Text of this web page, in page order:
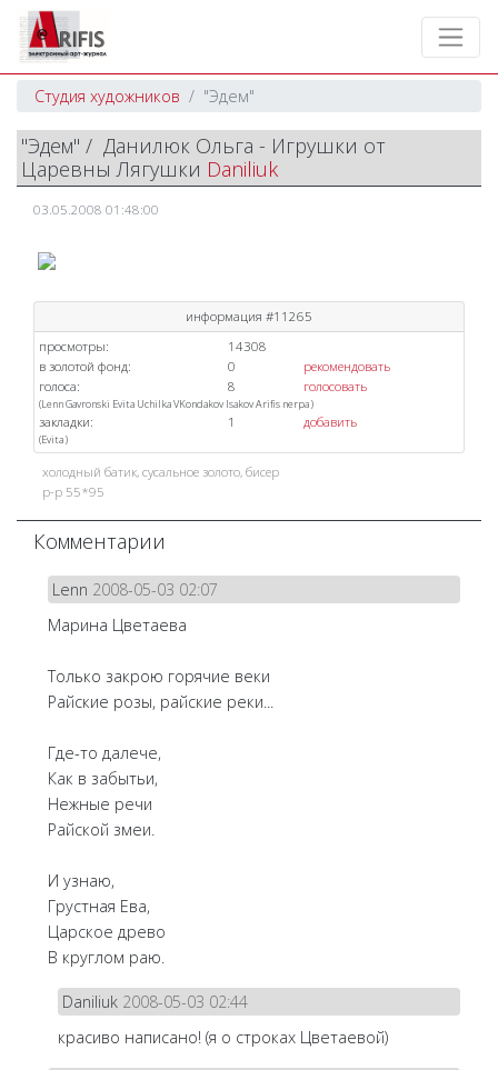
Студия художников "Эдем"
"Эдем" / Данилюк Ольга - Игрушки от
Царевны Лягушки Daniliuk
03.05.2008 01:48:00
информация #11265
просмотры:
14308
в золотой фонд:
0
рекомендовать
голоса:
8 голосовать
(LennGavronski Evita UchilkaVKondakov IsakovArifis nerpa)
закладки: 1 добавить
(Evita)
холодный батик, сусальное золото, бисер
р-р 55*95
Комментарии
Lenn 2008-05-03 02:07
Марина Цветаева
Только закрою горячие веки
Райские розы, райские реки...
Где-то далече,
Как в забытьи,
Нежные речи
Райской змеи.
И узнаю,
Грустная Ева,
Царское древо
В круглом раю.
Daniliuk 2008-05-03 02:44
красиво написано! (я о строках Цветаевой)